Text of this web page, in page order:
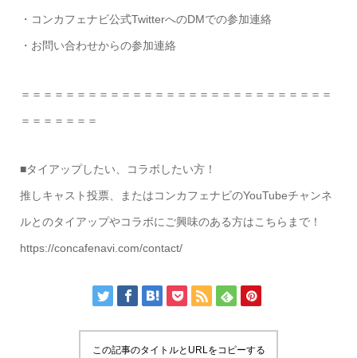
・コンカフェナビ公式TwitterへのDMでの参加連絡
・お問い合わせからの参加連絡
＝＝＝＝＝＝＝＝＝＝＝＝＝＝＝＝＝＝＝＝＝＝＝＝＝＝＝＝
＝＝＝＝＝＝＝
■タイアップしたい、コラボしたい方！
推しキャスト投票、またはコンカフェナビのYouTubeチャンネ
ルとのタイアップやコラボにご興味のある方はこちらまで！
https://concafenavi.com/contact/
この記事のタイトルとURLをコピーする